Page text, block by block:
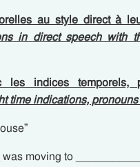
au style direct à
in direct speech with
les indices temporels,
time indications,
moving to